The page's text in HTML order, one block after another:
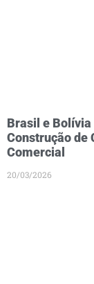
Brasil e
Construção de
Comercial
20/03/2026